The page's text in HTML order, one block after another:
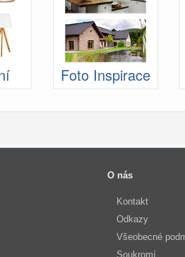
Foto Inspirace
O nás
Kontakt
Odkazy
Všeobecné
Soukromí